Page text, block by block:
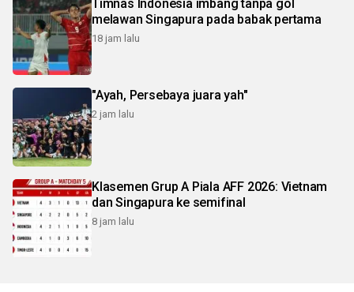
Timnas Indonesia imbang tanpa gol
melawan Singapura pada babak pertama
18 jam lalu
"Ayah, Persebaya juara yah"
2 jam lalu
Klasemen Grup A Piala AFF 2026: Vietnam
dan Singapura ke semifinal
8 jam lalu